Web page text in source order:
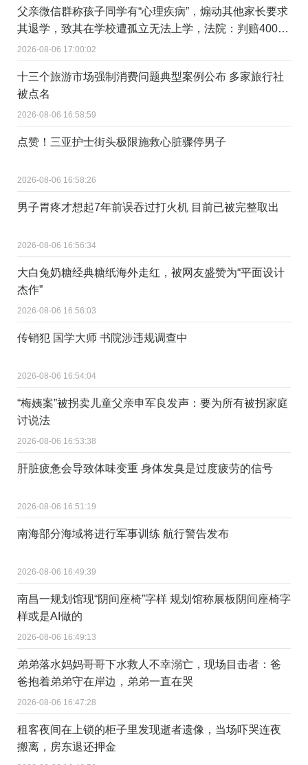
父亲微信群称孩子同学有“心理疾病”，煽动其他家长要求
其退学，致其在学校遭孤立无法上学，法院：判赔4000
元，微信群非“法外之地”
2026-08-06 17:00:02
十三个旅游市场强制消费问题典型案例公布 多家旅行社
被点名
2026-08-06 16:58:59
点赞！三亚护士街头极限施救心脏骤停男子
2026-08-06 16:58:26
男子胃疼才想起7年前误吞过打火机 目前已被完整取出
2026-08-06 16:56:34
大白兔奶糖经典糖纸海外走红，被网友盛赞为“平面设计
杰作”
2026-08-06 16:56:03
传销犯 国学大师 书院涉违规调查中
2026-08-06 16:54:04
“梅姨案”被拐卖儿童父亲申军良发声：要为所有被拐家庭
讨说法
2026-08-06 16:53:38
肝脏疲惫会导致体味变重 身体发臭是过度疲劳的信号
2026-08-06 16:51:19
南海部分海域将进行军事训练 航行警告发布
2026-08-06 16:49:39
南昌一规划馆现“阴间座椅”字样 规划馆称展板阴间座椅字
样或是AI做的
2026-08-06 16:49:13
弟弟落水妈妈哥哥下水救人不幸溺亡，现场目击者：爸
爸抱着弟弟守在岸边，弟弟一直在哭
2026-08-06 16:47:28
租客夜间在上锁的柜子里发现逝者遗像，当场吓哭连夜
搬离，房东退还押金